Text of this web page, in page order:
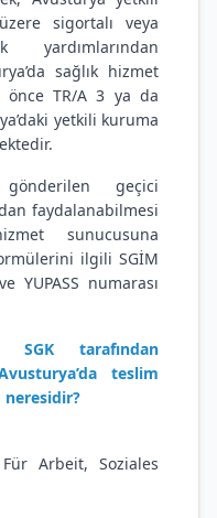
sigortalı veya
sağlık hizmet
önce TR/A 3 ya da
yetkili kuruma
gönderilen geçici
faydalanabilmesi
sunucusuna
ilgili SGİM
YUPASS numarası
tarafından
teslim
Arbeit, Soziales